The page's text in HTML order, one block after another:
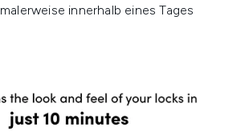
innerhalb eines Tages